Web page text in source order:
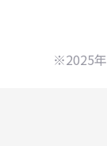
※2025